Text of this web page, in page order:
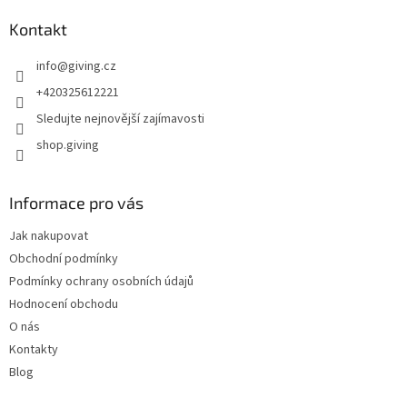
Kontakt
info@giving.cz
+420325612221
Sledujte nejnovější zajímavosti
shop.giving
Informace pro vás
Jak nakupovat
Obchodní podmínky
Podmínky ochrany osobních údajů
Hodnocení obchodu
O nás
Kontakty
Blog